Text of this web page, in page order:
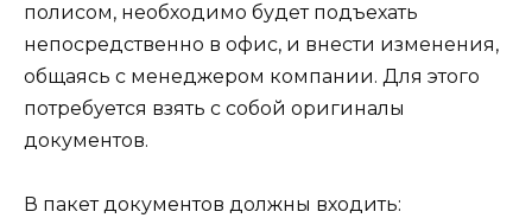
полисом, необходимо будет подъехать
непосредственно в офис, и внести изменения,
общаясь с менеджером компании. Для этого
потребуется взять с собой оригиналы
документов.
В пакет документов должны входить: